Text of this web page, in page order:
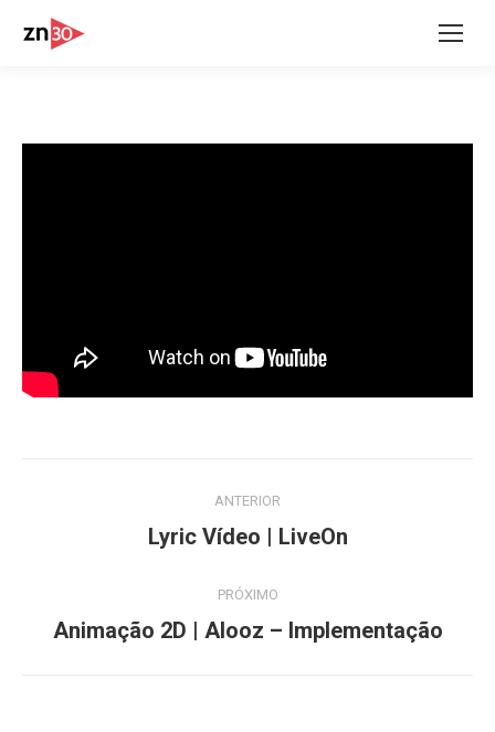
navigation
ANTERIOR
Previous
Lyric Vídeo | LiveOn
PRÓXIMO
Next
Animação 2D | Alooz – Implementação